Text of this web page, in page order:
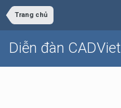
Trang chủ
Diễn đàn CADViet